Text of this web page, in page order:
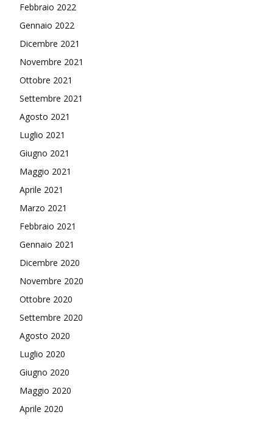
Febbraio 2022
Gennaio 2022
Dicembre 2021
Novembre 2021
Ottobre 2021
Settembre 2021
Agosto 2021
Luglio 2021
Giugno 2021
Maggio 2021
Aprile 2021
Marzo 2021
Febbraio 2021
Gennaio 2021
Dicembre 2020
Novembre 2020
Ottobre 2020
Settembre 2020
Agosto 2020
Luglio 2020
Giugno 2020
Maggio 2020
Aprile 2020